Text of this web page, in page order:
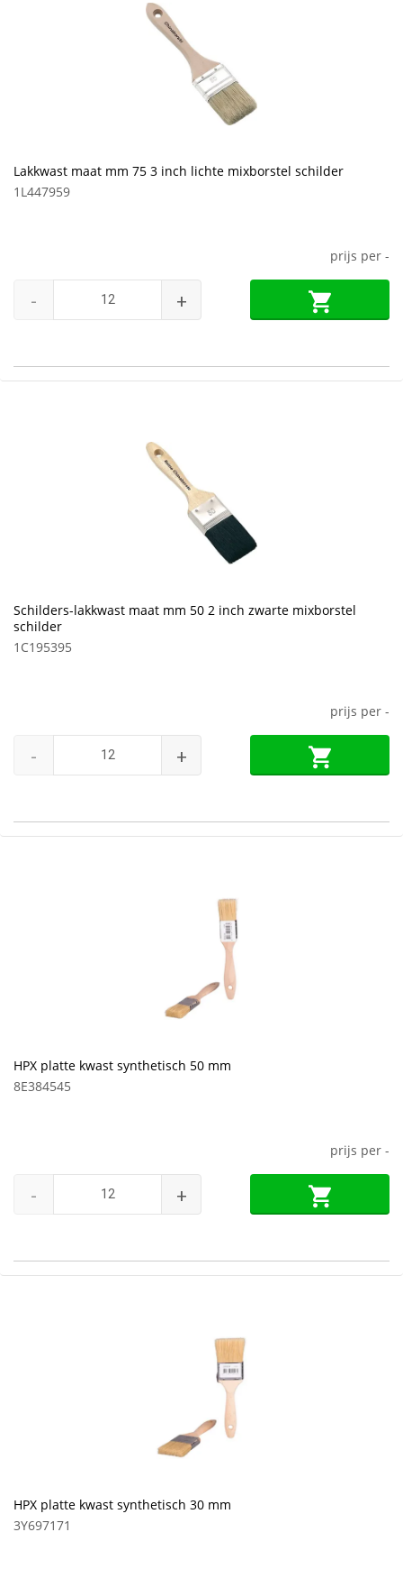
Lakkwast maat mm 75 3 inch lichte mixborstel schilder
1L447959
prijs per -
- +
Schilders-lakkwast maat mm 50 2 inch zwarte mixborstel
schilder
1C195395
prijs per -
- +
HPX platte kwast synthetisch 50 mm
8E384545
prijs per -
- +
HPX platte kwast synthetisch 30 mm
3Y697171